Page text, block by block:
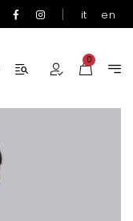
| it en
0